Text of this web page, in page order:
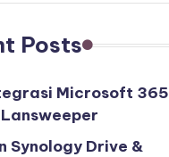
Posts
Microsoft 365
Synology Drive &